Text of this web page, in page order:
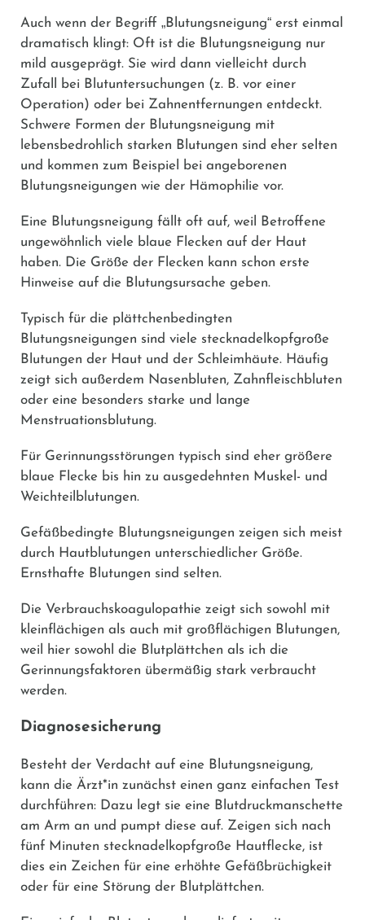
Auch wenn der Begriff „Blutungsneigung“ erst einmal
dramatisch klingt: Oft ist die Blutungsneigung nur
mild ausgeprägt. Sie wird dann vielleicht durch
Zufall bei Blutuntersuchungen (z. B. vor einer
Operation) oder bei Zahnentfernungen entdeckt.
Schwere Formen der Blutungsneigung mit
lebensbedrohlich starken Blutungen sind eher selten
und kommen zum Beispiel bei angeborenen
Blutungsneigungen wie der Hämophilie vor.
Eine Blutungsneigung fällt oft auf, weil Betroffene
ungewöhnlich viele blaue Flecken auf der Haut
haben. Die Größe der Flecken kann schon erste
Hinweise auf die Blutungsursache geben.
Typisch für die plättchenbedingten
Blutungsneigungen sind viele stecknadelkopfgroße
Blutungen der Haut und der Schleimhäute. Häufig
zeigt sich außerdem Nasenbluten, Zahnfleischbluten
oder eine besonders starke und lange
Menstruationsblutung.
Für Gerinnungsstörungen typisch sind eher größere
blaue Flecke bis hin zu ausgedehnten Muskel- und
Weichteilblutungen.
Gefäßbedingte Blutungsneigungen zeigen sich meist
durch Hautblutungen unterschiedlicher Größe.
Ernsthafte Blutungen sind selten.
Die Verbrauchskoagulopathie zeigt sich sowohl mit
kleinflächigen als auch mit großflächigen Blutungen,
weil hier sowohl die Blutplättchen als ich die
Gerinnungsfaktoren übermäßig stark verbraucht
werden.
Diagnosesicherung
Besteht der Verdacht auf eine Blutungsneigung,
kann die Ärzt*in zunächst einen ganz einfachen Test
durchführen: Dazu legt sie eine Blutdruckmanschette
am Arm an und pumpt diese auf. Zeigen sich nach
fünf Minuten stecknadelkopfgroße Hautflecke, ist
dies ein Zeichen für eine erhöhte Gefäßbrüchigkeit
oder für eine Störung der Blutplättchen.